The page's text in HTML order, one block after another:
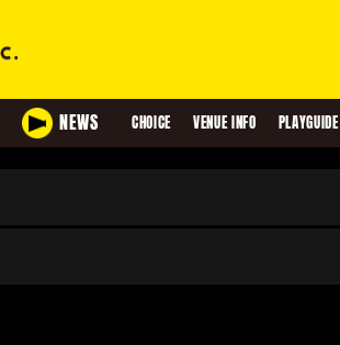
NEWS CHOICE VENUE INFO PLAYGUIDE